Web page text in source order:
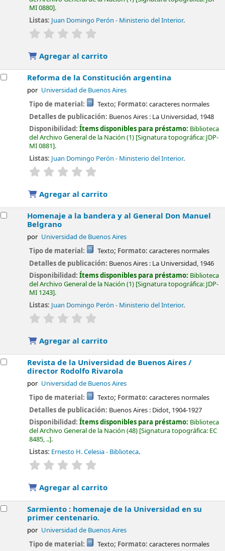
MI 0880 .
Listas: Juan Domingo Perón - Ministerio del Interior.
valoración
Agregar al carrito
Reforma de la Constitución argentina
por Universidad de Buenos Aires
Tipo de material: Texto; Formato: caracteres normales
Detalles de publicación: Buenos Aires : La Universidad, 1948
Disponibilidad:Ítems disponibles para préstamo: Biblioteca
del Archivo General de la Nación (1) Signatura topográfica: JDP-
MI 0881 .
Listas: Juan Domingo Perón - Ministerio del Interior.
valoración
Agregar al carrito
Homenaje a la bandera y al General Don Manuel
Belgrano
por Universidad de Buenos Aires
Tipo de material: Texto; Formato: caracteres normales
Detalles de publicación: Buenos Aires : La Universidad, 1946
Disponibilidad:Ítems disponibles para préstamo: Biblioteca
del Archivo General de la Nación (1) Signatura topográfica: JDP-
MI 1243 .
Listas: Juan Domingo Perón - Ministerio del Interior.
valoración
Agregar al carrito
Revista de la Universidad de Buenos Aires /
director Rodolfo Rivarola
por Universidad de Buenos Aires
Tipo de material: Texto; Formato: caracteres normales
Detalles de publicación: Buenos Aires : Didot, 1904-1927
Disponibilidad:Ítems disponibles para préstamo: Biblioteca
del Archivo General de la Nación (48) Signatura topográfica: EC
8485, .. .
Listas: Ernesto H. Celesia - Biblioteca.
valoración
Agregar al carrito
Sarmiento : homenaje de la Universidad en su
primer centenario.
por Universidad de Buenos Aires
Tipo de material: Texto; Formato: caracteres normales